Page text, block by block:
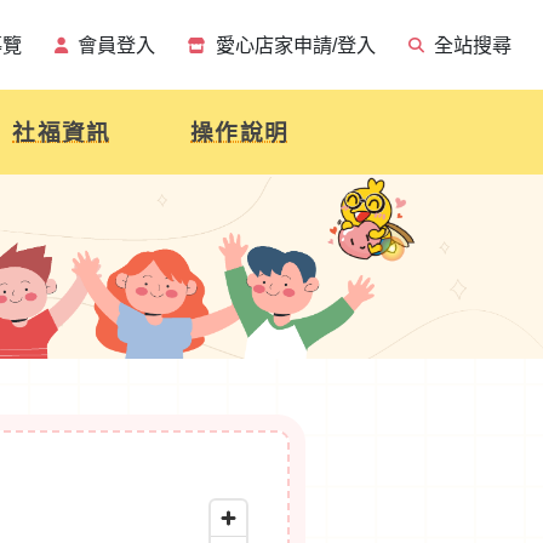
會員登入 愛心店家申請/登入 全站搜尋
社福資訊 操作說明